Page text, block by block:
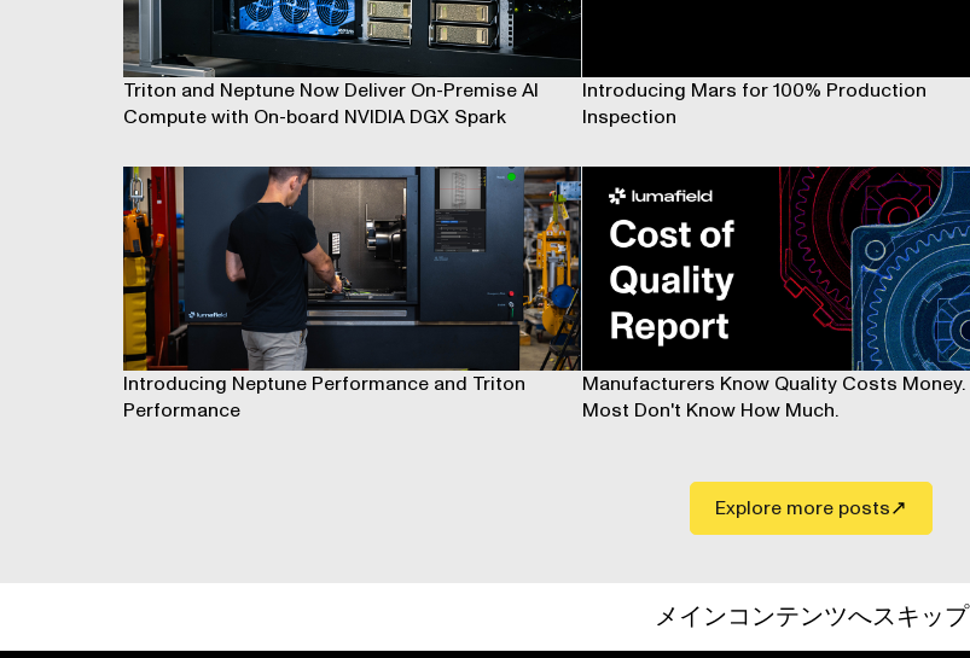
Triton and Neptune Now Deliver On-Premise AI
Compute with On-board NVIDIA DGX Spark
Introducing Mars for 100% Production
Inspection
Introducing Neptune Performance and Triton
Performance
Manufacturers Know Quality Costs Money.
Most Don't Know How Much.
Explore more posts
メインコンテンツへスキップ